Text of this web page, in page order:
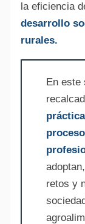
la eficiencia
desarrollo
rurales.
En este
retos y